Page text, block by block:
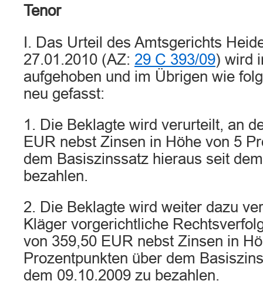
Tenor
I. Das Urteil des Amtsgerichts
27.01.2010 (AZ: 29 C 393/09) wird
aufgehoben und im Übrigen wie
neu gefasst:
1. Die Beklagte wird verurteilt, an
EUR nebst Zinsen in Höhe von 5
dem Basiszinssatz hieraus seit
bezahlen.
2. Die Beklagte wird weiter dazu
Kläger vorgerichtliche
von 359,50 EUR nebst Zinsen in
Prozentpunkten über dem
dem 09.10.2009 zu bezahlen.